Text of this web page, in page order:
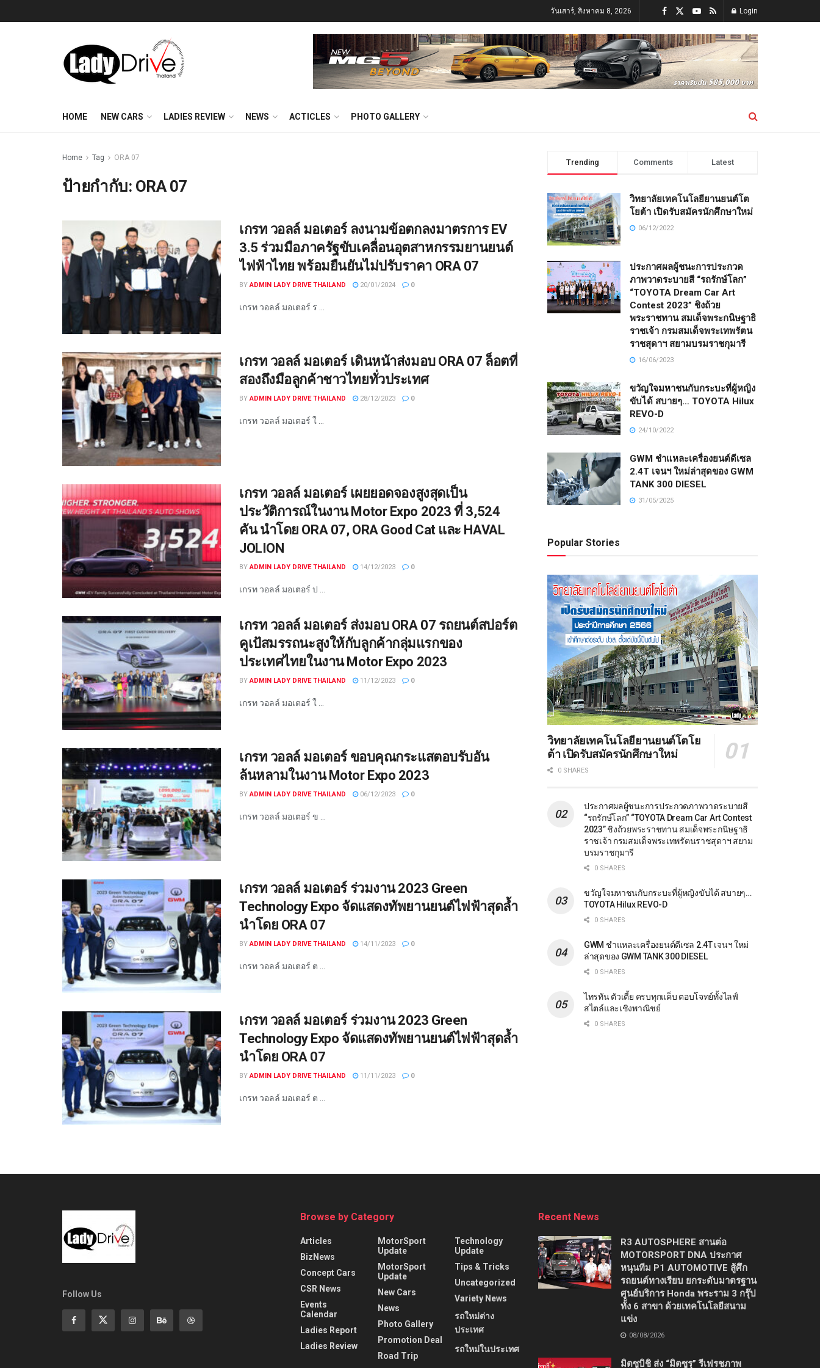
วันเสาร์, สิงหาคม 8, 2026 Login
HOME NEW CARS LADIES REVIEW NEWS ACTICLES PHOTO GALLERY
Home Tag ORA 07
ป้ายกำกับ: ORA 07
เกรท วอลล์ มอเตอร์ ลงนามข้อตกลงมาตรการ EV
3.5 ร่วมมือภาครัฐขับเคลื่อนอุตสาหกรรมยานยนต์
ไฟฟ้าไทย พร้อมยืนยันไม่ปรับราคา ORA 07
BY ADMIN LADY DRIVE THAILAND 20/01/2024 0
เกรท วอลล์ มอเตอร์ ร ...
เกรท วอลล์ มอเตอร์ เดินหน้าส่งมอบ ORA 07 ล็อตที่
สองถึงมือลูกค้าชาวไทยทั่วประเทศ
BY ADMIN LADY DRIVE THAILAND 28/12/2023 0
เกรท วอลล์ มอเตอร์ ใ ...
เกรท วอลล์ มอเตอร์ เผยยอดจองสูงสุดเป็น
ประวัติการณ์ในงาน Motor Expo 2023 ที่ 3,524
คัน นำโดย ORA 07, ORA Good Cat และ HAVAL
JOLION
BY ADMIN LADY DRIVE THAILAND 14/12/2023 0
เกรท วอลล์ มอเตอร์ ป ...
เกรท วอลล์ มอเตอร์ ส่งมอบ ORA 07 รถยนต์สปอร์ต
คูเป้สมรรถนะสูงให้กับลูกค้ากลุ่มแรกของ
ประเทศไทยในงาน Motor Expo 2023
BY ADMIN LADY DRIVE THAILAND 11/12/2023 0
เกรท วอลล์ มอเตอร์ ใ ...
เกรท วอลล์ มอเตอร์ ขอบคุณกระแสตอบรับอัน
ล้นหลามในงาน Motor Expo 2023
BY ADMIN LADY DRIVE THAILAND 06/12/2023 0
เกรท วอลล์ มอเตอร์ ข ...
เกรท วอลล์ มอเตอร์ ร่วมงาน 2023 Green
Technology Expo จัดแสดงทัพยานยนต์ไฟฟ้าสุดล้ำ
นำโดย ORA 07
BY ADMIN LADY DRIVE THAILAND 14/11/2023 0
เกรท วอลล์ มอเตอร์ ต ...
เกรท วอลล์ มอเตอร์ ร่วมงาน 2023 Green
Technology Expo จัดแสดงทัพยานยนต์ไฟฟ้าสุดล้ำ
นำโดย ORA 07
BY ADMIN LADY DRIVE THAILAND 11/11/2023 0
เกรท วอลล์ มอเตอร์ ต ...
Trending Comments Latest
วิทยาลัยเทคโนโลยียานยนต์โต
โยต้า เปิดรับสมัครนักศึกษาใหม่
06/12/2022
ประกาศผลผู้ชนะการประกวด
ภาพวาดระบายสี “รถรักษ์โลก”
“TOYOTA Dream Car Art
Contest 2023” ชิงถ้วย
พระราชทาน สมเด็จพระกนิษฐาธิ
ราชเจ้า กรมสมเด็จพระเทพรัตน
ราชสุดาฯ สยามบรมราชกุมารี
16/06/2023
ขวัญใจมหาชนกับกระบะที่ผู้หญิง
ขับได้ สบายๆ… TOYOTA Hilux
REVO-D
24/10/2022
GWM ชำแหละเครื่องยนต์ดีเซล
2.4T เจนฯ ใหม่ล่าสุดของ GWM
TANK 300 DIESEL
31/05/2025
Popular Stories
วิทยาลัยเทคโนโลยียานยนต์โตโย
ต้า เปิดรับสมัครนักศึกษาใหม่
0 SHARES
ประกาศผลผู้ชนะการประกวดภาพวาดระบายสี
“รถรักษ์โลก” “TOYOTA Dream Car Art Contest
2023” ชิงถ้วยพระราชทาน สมเด็จพระกนิษฐาธิ
ราชเจ้า กรมสมเด็จพระเทพรัตนราชสุดาฯ สยาม
บรมราชกุมารี
0 SHARES
ขวัญใจมหาชนกับกระบะที่ผู้หญิงขับได้ สบายๆ…
TOYOTA Hilux REVO-D
0 SHARES
GWM ชำแหละเครื่องยนต์ดีเซล 2.4T เจนฯ ใหม่
ล่าสุดของ GWM TANK 300 DIESEL
0 SHARES
ไทรทัน ตัวเตี้ย ครบทุกแค็บ ตอบโจทย์ทั้งไลฟ์
สไตล์และเชิงพาณิชย์
0 SHARES
Follow Us
Browse by Category
Articles
BizNews
Concept Cars
CSR News
Events
Calendar
Ladies Report
Ladies Review
MotorSport
Update
MotorSport
Update
New Cars
News
Photo Gallery
Promotion Deal
Road Trip
Technology
Update
Tips & Tricks
Uncategorized
Variety News
รถใหม่ต่าง
ประเทศ
รถใหม่ในประเทศ
Recent News
R3 AUTOSPHERE สานต่อ
MOTORSPORT DNA ประกาศ
หนุนทีม P1 AUTOMOTIVE สู้ศึก
รถยนต์ทางเรียบ ยกระดับมาตรฐาน
ศูนย์บริการ Honda พระราม 3 กรุ๊ป
ทั้ง 6 สาขา ด้วยเทคโนโลยีสนาม
แข่ง
08/08/2026
มิตซูบิชิ ส่ง “มิตซูรุ” รีเฟรชภาพ